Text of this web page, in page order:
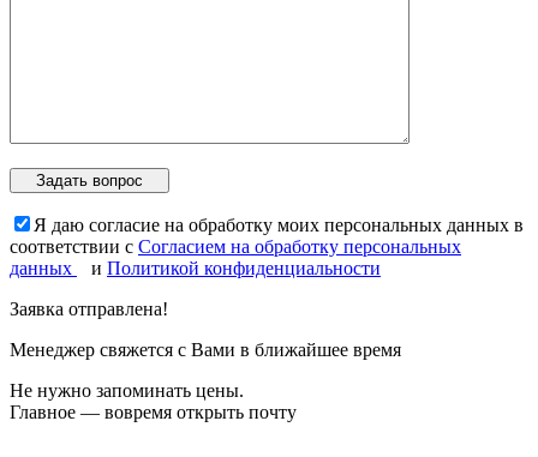
Я даю согласие на обработку моих персональных данных в
соответствии с Согласием на обработку персональных
данных
и Политикой конфиденциальности
Заявка отправлена!
Менеджер свяжется с Вами в ближайшее время
Не нужно запоминать цены.
Главное — вовремя открыть почту